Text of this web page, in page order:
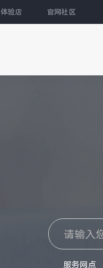
体验店 官网社区
服务网点